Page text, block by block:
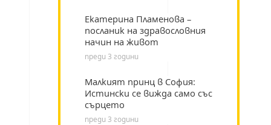
Екатерина Пламенова –
посланик на здравословния
начин на живот
преди 3 години
Малкият принц в София:
Истински се вижда само със
сърцето
преди 3 години